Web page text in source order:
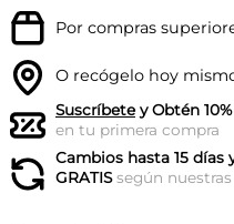
Por compras
O recógelo hoy
Suscríbetey Obtén
en tu primera compra
Cambios hasta 15 días
GRATISsegún nuestras